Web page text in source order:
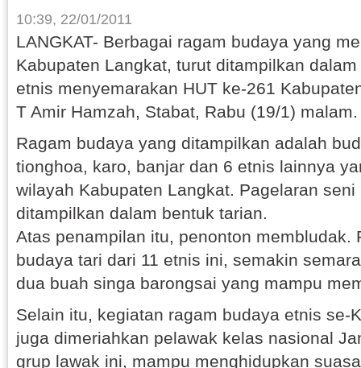
10:39, 22/01/2011
LANGKAT- Berbagai ragam budaya yang
Kabupaten Langkat, turut ditampilkan
etnis menyemarakan HUT ke-261
T Amir Hamzah, Stabat, Rabu (19/1) malam.
Ragam budaya yang ditampilkan adalah
tionghoa, karo, banjar dan 6 etnis lainnya
wilayah Kabupaten Langkat. Pagelaran seni
ditampilkan dalam bentuk tarian.
Atas penampilan itu, penonton membludak.
budaya tari dari 11 etnis ini, semakin
dua buah singa barongsai yang mampu
Selain itu, kegiatan ragam budaya etnis se-
juga dimeriahkan pelawak kelas nasional
grup lawak ini, mampu menghidupkan